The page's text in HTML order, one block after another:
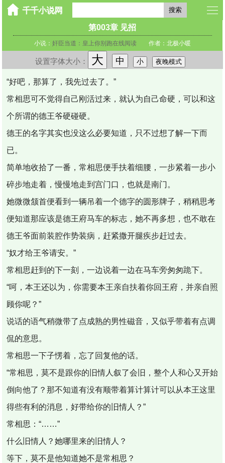
搜索
第003章 见招
小说： 奸臣当道：皇上你别跑在线阅读 作者：北极小暖
设置字体大小： 大 中 小 夜晚模式
“好吧，那算了，我先过去了。”
常相思可不觉得自己刚活过来，就认为自己命硬，可以和这
个所谓的德王爷硬碰硬。
德王的名字其实也没这么必要知道，只不过想了解一下而
已。
简单地收拾了一番，常相思便手扶着细腰，一步紧着一步小
碎步地走着，慢慢地走到宫门口，也就是南门。
她微微颔首便看到一辆吊着一个德字的圆形牌子，稍稍思考
便知道那应该是德王府马车的标志，她不再多想，也不敢在
德王爷面前装腔作势装病，赶紧撒开腿疾步赶过去。
“奴才给王爷请安。”
常相思赶到的下一刻，一边说着一边在马车旁匆匆跪下。
“呵，本王还以为，你需要本王亲自扶着你回王府，并亲自照
顾你呢？”
说话的语气稍微带了点成熟的男性磁音，又似乎带着有点调
侃的意思。
常相思一下子愣着，忘了回复他的话。
“常相思，莫不是跟你的旧情人叙了会旧，整个人和心又开始
倒向他了？那不知道有没有顺带着算计算计可以从本王这里
得些有利的消息，好带给你的旧情人？”
常相思：“……”
什么旧情人？她哪里来的旧情人？
等下，莫不是他知道她不是常相思？